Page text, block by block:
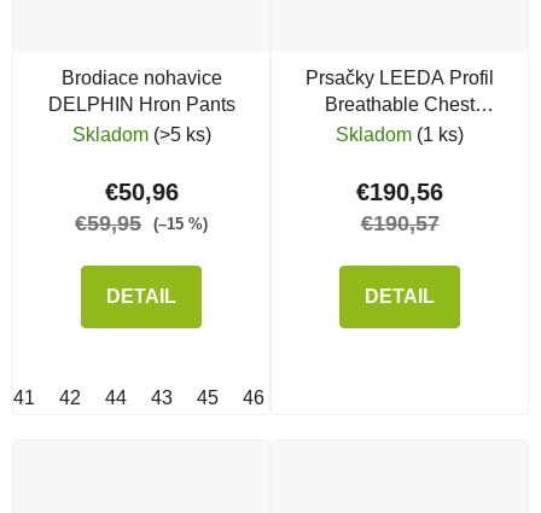
Brodiace nohavice
DELPHIN Hron Pants
Skladom (>5 ks)
€50,96
€59,95 (–15 %)
DETAIL
41 42 44 43 45 46
Prsačky LEEDA Profil
Breathable Chest
Waders
Skladom (1 ks)
€190,56
€190,57
DETAIL